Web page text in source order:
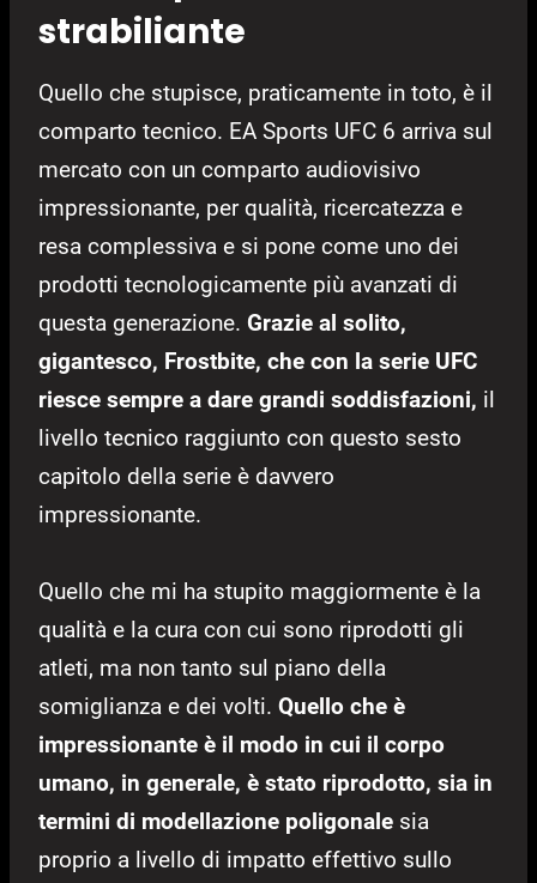
strabiliante
Quello che stupisce, praticamente in toto, è il
comparto tecnico. EA Sports UFC 6 arriva sul
mercato con un comparto audiovisivo
impressionante, per qualità, ricercatezza e
resa complessiva e si pone come uno dei
prodotti tecnologicamente più avanzati di
questa generazione. Grazie al solito,
gigantesco, Frostbite, che con la serie UFC
riesce sempre a dare grandi soddisfazioni, il
livello tecnico raggiunto con questo sesto
capitolo della serie è davvero
impressionante.
Quello che mi ha stupito maggiormente è la
qualità e la cura con cui sono riprodotti gli
atleti, ma non tanto sul piano della
somiglianza e dei volti. Quello che è
impressionante è il modo in cui il corpo
umano, in generale, è stato riprodotto, sia in
termini di modellazione poligonale sia
proprio a livello di impatto effettivo sullo